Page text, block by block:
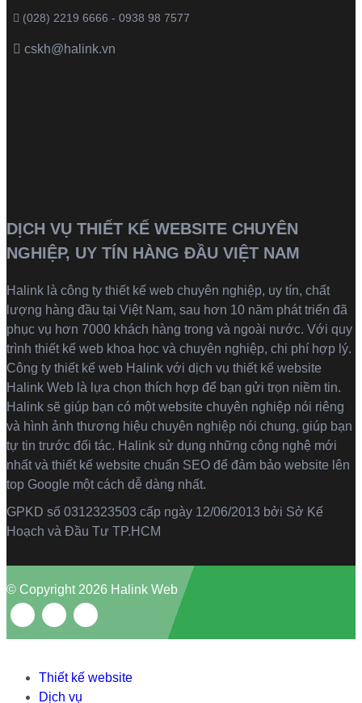
(028) 2219 6666 - 0938 98 7577
cskh@halink.vn
DỊCH VỤ THIẾT KẾ WEBSITE CHUYÊN
NGHIỆP, UY TÍN HÀNG ĐẦU VIỆT NAM
Halink là công ty thiết kế web chuyên nghiệp, uy tín, chất
lượng hàng đầu tại Việt Nam, sau hơn 10 năm phát triển đã
phục vụ hơn 7000 khách hàng trong và ngoài nước. Với quy
trình thiết kế web khoa học và chuyên nghiệp, chi phí hợp lý.
Công ty thiết kế web Halink với dịch vụ thiết kế website
Halink Web là lựa chọn thích hợp để bạn gửi trọn niềm tin.
Halink sẽ giúp bạn có một website chuyên nghiệp nói riêng
và hình ảnh thương hiệu chuyên nghiệp nói chung, giúp bạn
tự tin trước đối tác. Halink sử dụng những công nghệ mới
nhất và thiết kế website chuẩn SEO để đảm bảo website lên
top Google một cách dễ dàng nhất.
GPKD số 0312323503 cấp ngày 12/06/2013 bởi Sở Kế
Hoạch và Đầu Tư TP.HCM
© Copyright 2026 Halink Web
Thiết kế website
Dịch vụ